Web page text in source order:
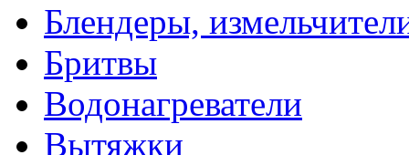
Блендеры,
Бритвы
Водонагреватели
Вытяжки